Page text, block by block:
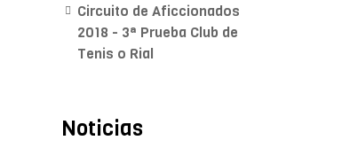
Circuito de Aficcionados
2018 - 3ª Prueba Club de
Tenis o Rial
Noticias